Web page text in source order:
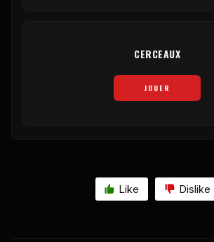
CERCEAUX
JOUER
Like Dislike